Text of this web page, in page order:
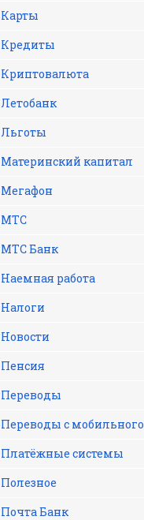
Карты
Кредиты
Криптовалюта
Летобанк
Льготы
Материнский капитал
Мегафон
МТС
МТС Банк
Наемная работа
Налоги
Новости
Пенсия
Переводы
Переводы с мобильного
Платёжные системы
Полезное
Почта Банк